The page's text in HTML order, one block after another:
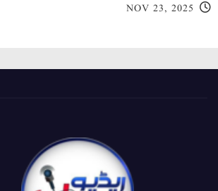
NOV 23, 2025